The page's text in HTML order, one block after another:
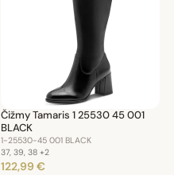
Čižmy Tamaris 1 25530 45 001
BLACK
1-25530-45 001 BLACK
37, 39, 38 +2
122,99 €